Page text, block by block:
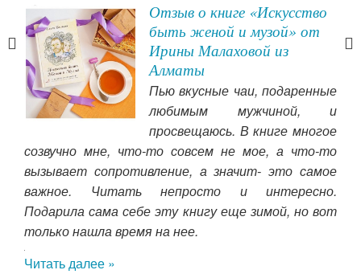
Отзыв о книге «Искусство
быть женой и музой» от
Ирины Малаховой из
Алматы
Пью вкусные чаи, подаренные
любимым мужчиной, и
просвещаюсь. В книге многое
созвучно мне, что-то совсем не мое, а что-то
вызывает сопротивление, а значит- это самое
важное. Читать непросто и интересно.
Подарила сама себе эту книгу еще зимой, но вот
только нашла время на нее.
Читать далее »